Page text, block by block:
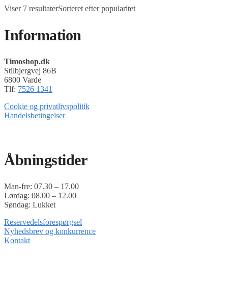
Viser 7 resultaterSorteret efter popularitet
Information
Timoshop.dk
Stilbjergvej 86B
6800 Varde
Tlf: 7526 1341
Cookie og privatlivspolitik
Handelsbetingelser
Åbningstider
Man-fre: 07.30 – 17.00
Lørdag: 08.00 – 12.00
Søndag: Lukket
Reservedelsforespørgsel
Nyhedsbrev og konkurrence
Kontakt